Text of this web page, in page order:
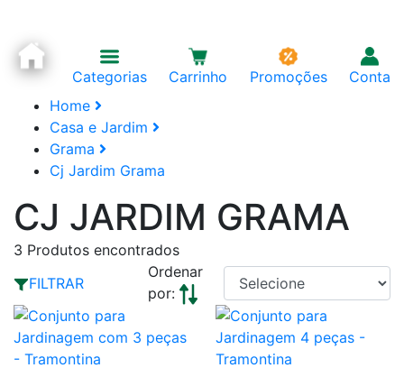
Categorias Carrinho Promoções
Conta
Home
Casa e Jardim
Grama
Cj Jardim Grama
CJ JARDIM GRAMA
3 Produtos encontrados
FILTRAR
Ordenar
por: